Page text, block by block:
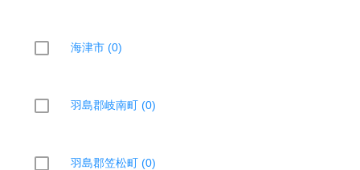
海津市 (0)
羽島郡岐南町 (0)
羽島郡笠松町 (0)